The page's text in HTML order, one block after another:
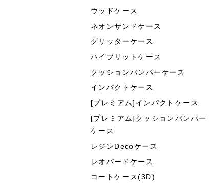
ウッドケース
ネオンサンドケース
グリッターケース
ハイブリットケース
クッションバンパーケース
インパクトケース
[プレミアム]インパクトケース
[プレミアム]クッションバンパー
ケース
レジンDecoケース
レオパードケース
コートケース(3D)